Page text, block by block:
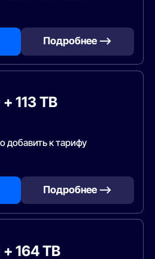
Подробнее —>
113 ТВ
добавить к тарифу
Подробнее —>
164 ТВ